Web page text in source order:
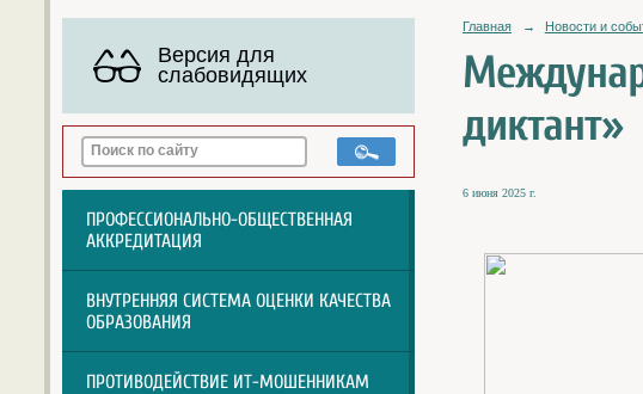
Версия для
слабовидящих
ПРОФЕССИОНАЛЬНО-ОБЩЕСТВЕННАЯ
АККРЕДИТАЦИЯ
ВНУТРЕННЯЯ СИСТЕМА ОЦЕНКИ КАЧЕСТВА
ОБРАЗОВАНИЯ
ПРОТИВОДЕЙСТВИЕ ИТ-МОШЕННИКАМ
Главная → Новости и
диктант»
6 июня 2025 г.